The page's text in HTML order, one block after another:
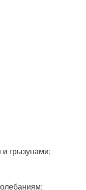
грызунами;